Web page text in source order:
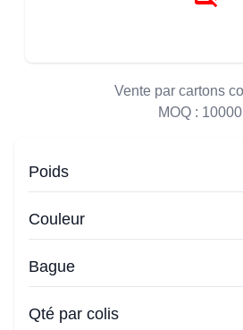
Vente par cartons
MOQ : 10000
Poids
Couleur
Bague
Qté par colis